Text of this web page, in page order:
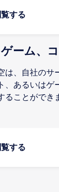
する
ーム、
は、自社のサ
、あるいはゲ
ことができ
する